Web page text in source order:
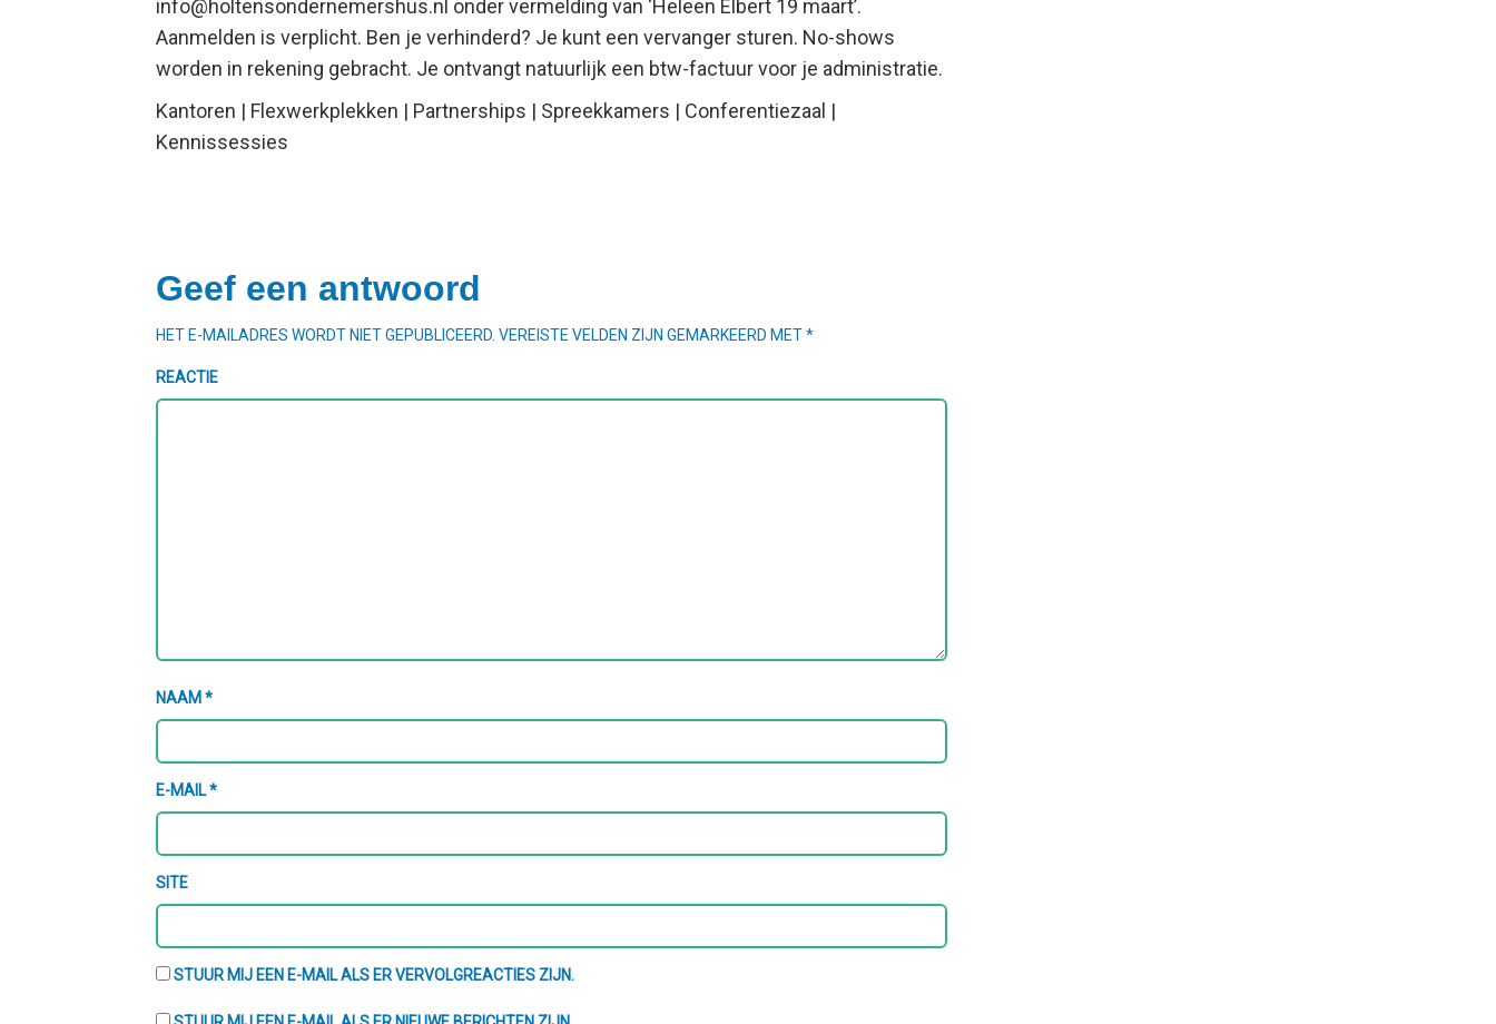
info@holtensondernemershus.nl onder vermelding van ‘Heleen Elbert 19 maart’.
Aanmelden is verplicht. Ben je verhinderd? Je kunt een vervanger sturen. No-shows
worden in rekening gebracht. Je ontvangt natuurlijk een btw-factuur voor je administratie.
Kantoren | Flexwerkplekken | Partnerships | Spreekkamers | Conferentiezaal |
Kennissessies
Geef een antwoord
HET E-MAILADRES WORDT NIET GEPUBLICEERD. VEREISTE VELDEN ZIJN GEMARKEERD MET*
REACTIE
NAAM *
E-MAIL*
SITE
STUUR MIJ EEN E-MAIL ALS ER VERVOLGREACTIES ZIJN.